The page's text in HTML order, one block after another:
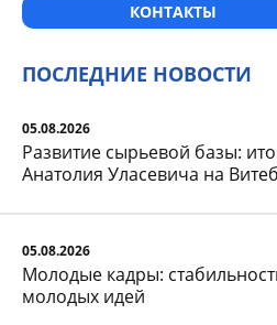
КОНТАКТЫ
ПОСЛЕДНИЕ НОВОСТИ
05.08.2026
Развитие сырьевой базы:
Анатолия Уласевича на
05.08.2026
Молодые кадры:
молодых идей